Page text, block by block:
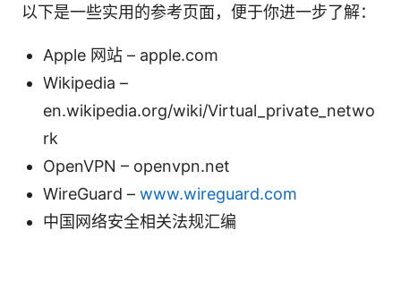
以下是一些实用的参考页面，便于你进一步了解：
Apple 网站 – apple.com
Wikipedia –
en.wikipedia.org/wiki/Virtual_private_netwo
rk
OpenVPN – openvpn.net
WireGuard – www.wireguard.com
中国网络安全相关法规汇编